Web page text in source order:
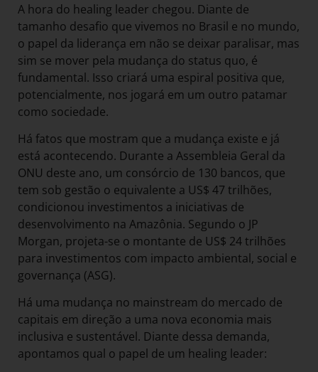
A hora do healing leader chegou. Diante de
tamanho desafio que vivemos no Brasil e no mundo,
o papel da liderança em não se deixar paralisar, mas
sim se mover pela mudança do status quo, é
fundamental. Isso criará uma espiral positiva que,
potencialmente, nos jogará em um outro patamar
como sociedade.
Há fatos que mostram que a mudança existe e já
está acontecendo. Durante a Assembleia Geral da
ONU deste ano, um consórcio de 130 bancos, que
tem sob gestão o equivalente a US$ 47 trilhões,
condicionou investimentos a iniciativas de
desenvolvimento na Amazônia. Segundo o JP
Morgan, projeta-se o montante de US$ 24 trilhões
para investimentos com impacto ambiental, social e
governança (ASG).
Há uma mudança no mainstream do mercado de
capitais em direção a uma nova economia mais
inclusiva e sustentável. Diante dessa demanda,
apontamos qual o papel de um healing leader: